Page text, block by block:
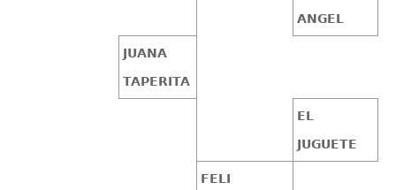
ANGEL
JUANA
TAPERITA
EL
JUGUETE
FELI